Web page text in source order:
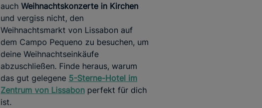
auch Weihnachtskonzerte in Kirchen
und vergiss nicht, den
Weihnachtsmarkt von Lissabon auf
dem Campo Pequeno zu besuchen, um
deine Weihnachtseinkäufe
abzuschließen. Finde heraus, warum
das gut gelegene 5-Sterne-Hotel im
Zentrum von Lissabon perfekt für dich
ist.